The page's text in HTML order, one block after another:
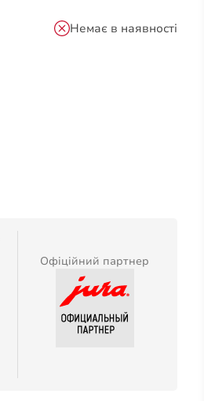
Немає в наявності
Офіційний партнер